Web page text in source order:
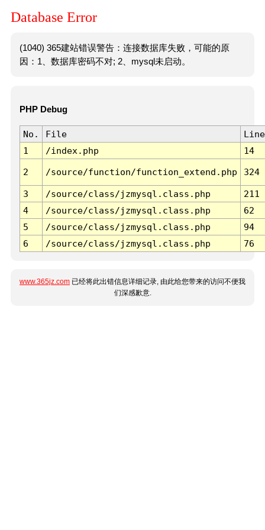
Database Error
(1040) 365建站错误警告：连接数据库失败，可能的原
因：1、数据库密码不对; 2、mysql未启动。
PHP Debug
No. File
Line
1
/index.php 14
2 /source/function/function_extend.php 324
3 /source/class/jzmysql.class.php
211
4
/source/class/jzmysql.class.php
62
5
/source/class/jzmysql.class.php
94
6
/source/class/jzmysql.class.php 76
www.365jz.com 已经将此出错信息详细记录, 由此给您带来的访问不便我
们深感歉意.